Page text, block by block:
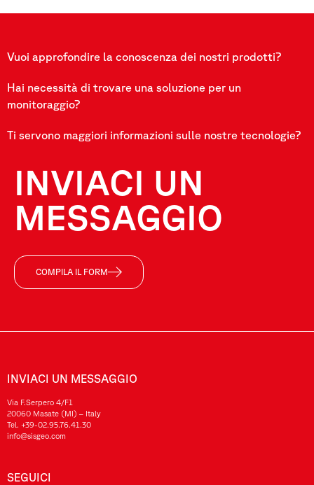
Vuoi approfondire la conoscenza dei nostri prodotti?
Hai necessità di trovare una soluzione per un
monitoraggio?
Ti servono maggiori informazioni sulle nostre tecnologie?
INVIACI UN
MESSAGGIO
COMPILA IL FORM
INVIACI UN MESSAGGIO
Via F.Serpero 4/F1
20060 Masate (MI) – Italy
Tel. +39-02.95.76.41.30
info@sisgeo.com
SEGUICI